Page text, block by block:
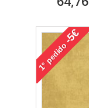
1°
pedido
-5€